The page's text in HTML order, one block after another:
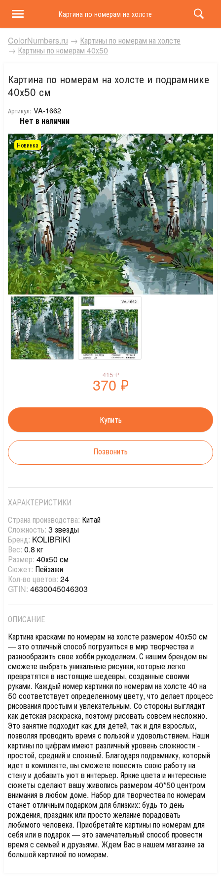
Картина по номерам на холсте и подрамнике 40х50
ColorNumbers.ru → Картины по номерам на холсте
→ Картины по номерам 40х50
Картина по номерам на холсте и подрамнике
40х50 см
Артикул: VA-1662
Нет в наличии
Новинка
415₽
370 ₽
Позвонить
ХАРАКТЕРИСТИКИ
Страна производства: Китай
Сложность: 3 звезды
Бренд: KOLIBRIKI
Вес: 0.8 кг
Размер: 40х50 см
Сюжет: Пейзажи
Кол-во цветов: 24
GTIN: 4630045046303
ОПИСАНИЕ
Картина красками по номерам на холсте размером 40х50 см
— это отличный способ погрузиться в мир творчества и
разнообразить свое хобби рукоделием. С нашим брендом вы
сможете выбрать уникальные рисунки, которые легко
превратятся в настоящие шедевры, созданные своими
руками. Каждый номер картинки по номерам на холсте 40 на
50 соответствует определенному цвету, что делает процесс
рисования простым и увлекательным. Со стороны выглядит
как детская раскраска, поэтому рисовать совсем несложно.
Это занятие подходит как для детей, так и для взрослых,
позволяя проводить время с пользой и удовольствием. Наши
картины по цифрам имеют различный уровень сложности -
простой, средний и сложный. Благодаря подрамнику, который
идет в комплекте, вы сможете повесить свою работу на
стену и добавить уют в интерьер. Яркие цвета и интересные
сюжеты сделают вашу живопись размером 40*50 центром
внимания в любом доме. Набор для творчества по номерам
станет отличным подарком для близких: будь то день
рождения, праздник или просто желание порадовать
любимого человека. Приобретайте картины по номерам для
себя или в подарок — это замечательный способ провести
время с семьей и друзьями. Ждем Вас в нашем магазине за
большой картиной по номерам.